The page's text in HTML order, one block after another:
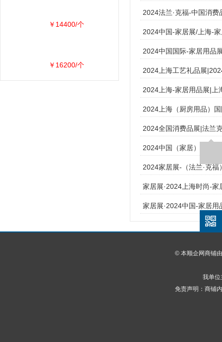
2024法兰·克福-中国消
2024中国-家居展/上海-
2024中国国际-家居用品
2024上海工艺礼品展
2024上海-家居用品展|上
2024上海（厨房用品）
2024全国消费品展|法兰
2024中国（家居）工艺
2024家居展-（法兰·克
家居展·2024上海时尚-家
家居展·2024中国-家居用
￥14400/个
￥16200/个
© 本顺企网商铺由
我单位
免责声明：商铺